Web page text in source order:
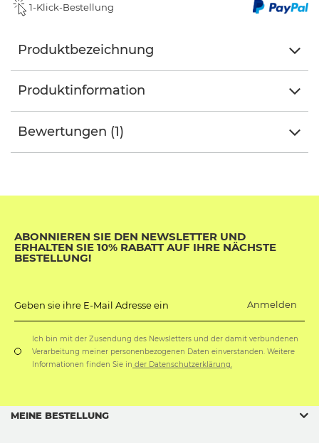
1-Klick-Bestellung
Produktbezeichnung
Produktinformation
Bewertungen (1)
ABONNIEREN SIE DEN NEWSLETTER UND
ERHALTEN SIE 10% RABATT AUF IHRE NÄCHSTE
BESTELLUNG!
Geben sie ihre E-Mail Adresse ein Anmelden
Ich bin mit der Zusendung des Newsletters und der damit verbundenen
Verarbeitung meiner personenbezogenen Daten einverstanden. Weitere
Informationen finden Sie in der Datenschutzerklärung.
MEINE BESTELLUNG